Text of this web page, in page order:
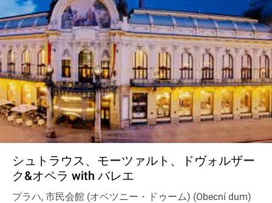
シュトラウス、モーツァルト、ドヴォルザー
ク&オペラ with バレエ
プラハ, 市民会館 (オベツニー・ドゥーム) (Obecní dum)